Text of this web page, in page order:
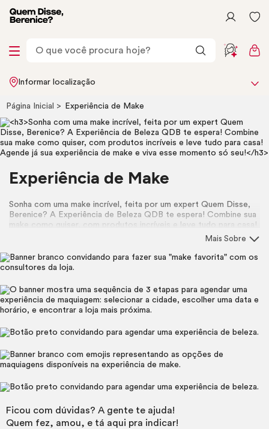
Informar localização
Página Inicial Experiência de Make
Experiência de Make
Sonha com umamake incrível, feita por um expert Quem Disse,
Berenice? A Experiência de Beleza QDB te espera! Combine sua
make
como quiser, com produtos incríveis e leve tudo para casa!
e viva esse momento só seu!
Mais Sobre
Ficou com dúvidas? A gente te ajuda!
Quem fez, amou, e tá aqui pra indicar!